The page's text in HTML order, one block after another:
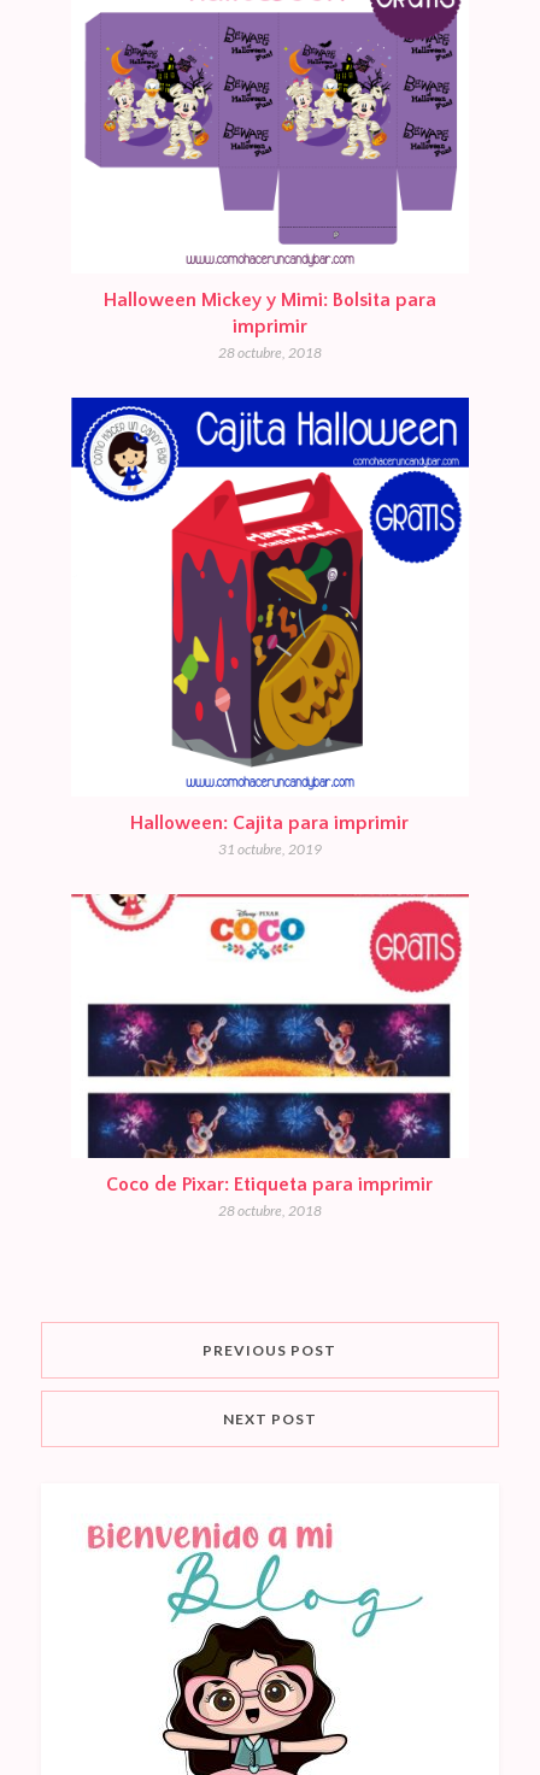
Halloween Mickey y Mimi: Bolsita para
imprimir
28 octubre, 2018
Halloween: Cajita para imprimir
31 octubre, 2019
Coco de Pixar: Etiqueta para imprimir
28 octubre, 2018
PREVIOUS POST
NEXT POST